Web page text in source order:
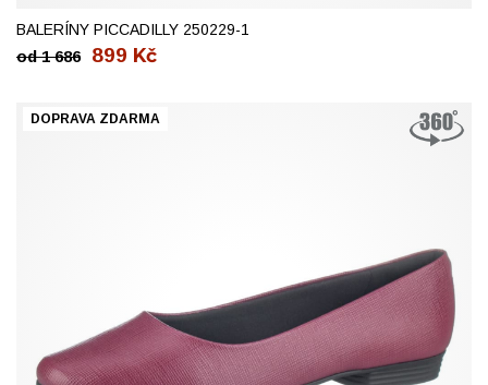
BALERÍNY PICCADILLY 250229-1
899 Kč
od 1 686
DOPRAVA ZDARMA